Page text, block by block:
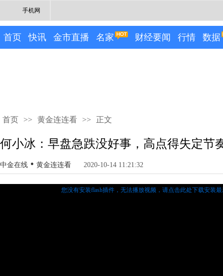
手机网
首页 快讯 金市直播 名家 财经要闻 行情 数据
首页 >> 黄金连连看 >> 正文
何小冰：早盘急跌没好事，高点得失定节
中金在线 • 黄金连连看 2020-10-14 11:21:32
您没有安装flash插件，无法播放视频， 请点击此处下载安装